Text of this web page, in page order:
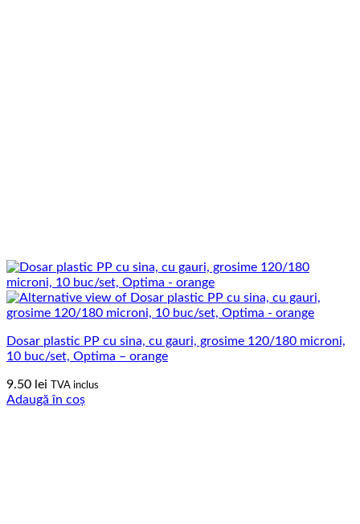
Dosar plastic PP cu sina, cu gauri, grosime 120/180 microni,
10 buc/set, Optima – orange
9.50 lei TVA inclus
Adaugă în coș